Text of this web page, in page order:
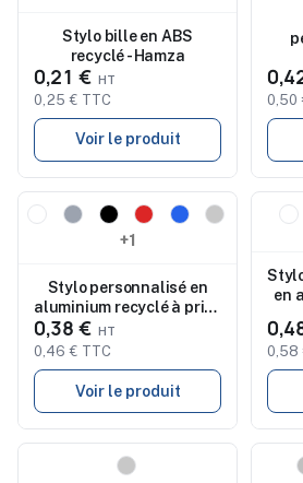
Stylo bille en ABS
recyclé - Hamza
0,21 €
0,25 € TTC
Voir le produit
0,50
Nouveau
+1
Stylo personnalisé en
aluminium recyclé à prise
rayée ENDRIK
0,38 €
0,46 € TTC
Voir le produit
en
0,58